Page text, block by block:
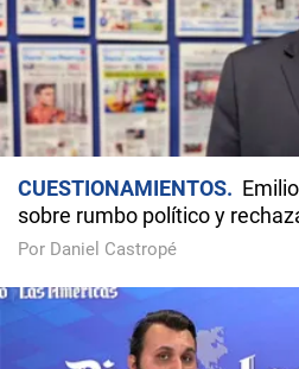
CUESTIONAMIENTOS
sobre rumbo político y
Por Daniel Castropé